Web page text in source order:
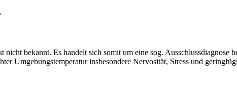
nicht bekannt. Es handelt sich somit um eine sog.
Umgebungstemperatur insbesondere Nervosität, Stress und